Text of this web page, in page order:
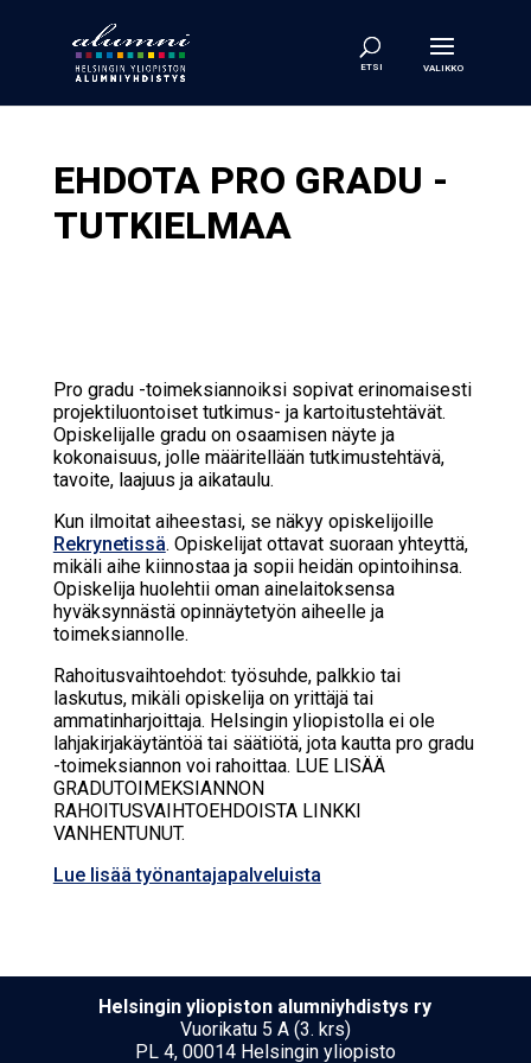
EHDOTA PRO GRADU -
TUTKIELMAA
Pro gradu -toimeksiannoiksi sopivat erinomaisesti
projektiluontoiset tutkimus- ja kartoitustehtävät.
Opiskelijalle gradu on osaamisen näyte ja
kokonaisuus, jolle määritellään tutkimustehtävä,
tavoite, laajuus ja aikataulu.
Kun ilmoitat aiheestasi, se näkyy opiskelijoille
Rekrynetissä. Opiskelijat ottavat suoraan yhteyttä,
mikäli aihe kiinnostaa ja sopii heidän opintoihinsa.
Opiskelija huolehtii oman ainelaitoksensa
hyväksynnästä opinnäytetyön aiheelle ja
toimeksiannolle.
Rahoitusvaihtoehdot: työsuhde, palkkio tai
laskutus, mikäli opiskelija on yrittäjä tai
ammatinharjoittaja. Helsingin yliopistolla ei ole
lahjakirjakäytäntöä tai säätiötä, jota kautta pro gradu
-toimeksiannon voi rahoittaa. LUE LISÄÄ
GRADUTOIMEKSIANNON
RAHOITUSVAIHTOEHDOISTA LINKKI
VANHENTUNUT.
Lue lisää työnantajapalveluista
Hel­sin­gin yli­opis­ton alumniyhdistys ry
Vuorikatu 5 A (3. krs)
PL 4, 00014 Helsingin yliopisto